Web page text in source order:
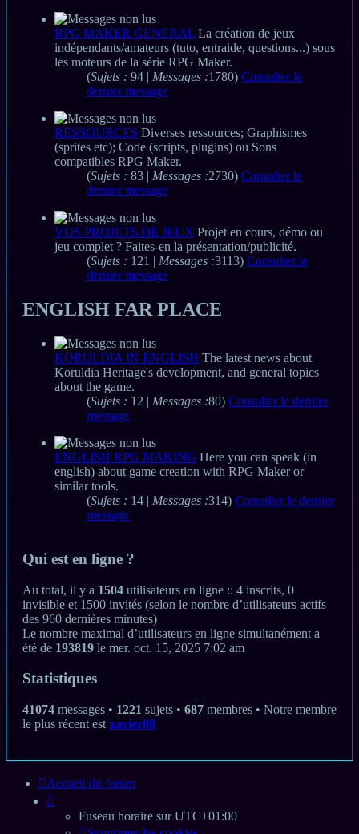
RPG MAKER GENERAL La création de jeux
indépendants/amateurs (tuto, entraide, questions...) sous
les moteurs de la série RPG Maker.
(Sujets : 94 | Messages :1780) Consulter le
dernier message
RESSOURCES Diverses ressources; Graphismes
(sprites etc); Code (scripts, plugins) ou Sons
compatibles RPG Maker.
(Sujets : 83 | Messages :2730) Consulter le
dernier message
VOS PROJETS DE JEUX Projet en cours, démo ou
jeu complet ? Faites-en la présentation/publicité.
(Sujets : 121 | Messages :3113) Consulter le
dernier message
ENGLISH FAR PLACE
KORULDIA IN ENGLISH The latest news about
Koruldia Heritage's development, and general topics
about the game.
(Sujets : 12 | Messages :80) Consulter le dernier
message
ENGLISH RPG MAKING Here you can speak (in
english) about game creation with RPG Maker or
similar tools.
(Sujets : 14 | Messages :314) Consulter le dernier
message
Qui est en ligne ?
Au total, il y a 1504 utilisateurs en ligne :: 4 inscrits, 0
invisible et 1500 invités (selon le nombre d’utilisateurs actifs
des 960 dernières minutes)
Le nombre maximal d’utilisateurs en ligne simultanément a
été de 193819 le mer. oct. 15, 2025 7:02 am
Statistiques
41074 messages • 1221 sujets • 687 membres • Notre membre
le plus récent est xavier08
Accueil du forum
Fuseau horaire surUTC+01:00